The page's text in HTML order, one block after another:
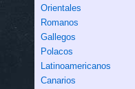
Orientales
Romanos
Gallegos
Polacos
Latinoamericanos
Canarios